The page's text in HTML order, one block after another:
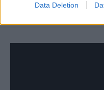
Data Deletion